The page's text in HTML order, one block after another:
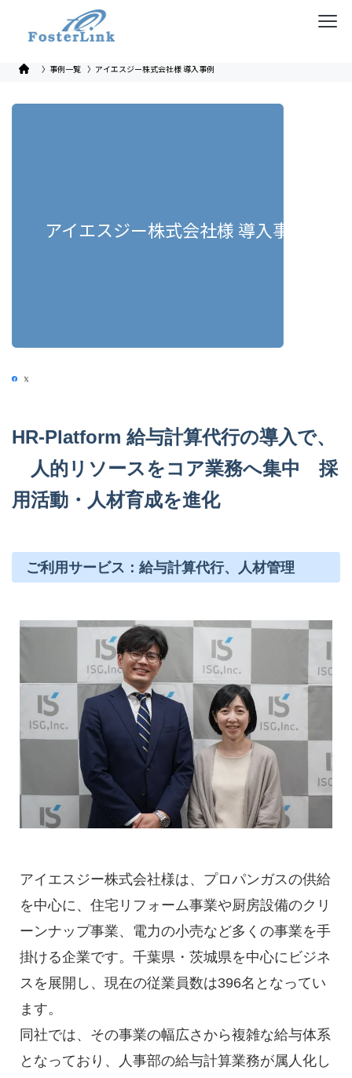
〉事例一覧 〉アイエスジー株式会社様 導入事例
アイエスジー株式会社様 導入事例
HR-Platform 給与計算代行の導入で、
人的リソースをコア業務へ集中 採
用活動・人材育成を進化
ご利用サービス：給与計算代行、人材管理
アイエスジー株式会社様は、プロパンガスの供給
を中心に、住宅リフォーム事業や厨房設備のクリ
ーンナップ事業、電力の小売など多くの事業を手
掛ける企業です。千葉県・茨城県を中心にビジネ
スを展開し、現在の従業員数は396名となってい
ます。
同社では、その事業の幅広さから複雑な給与体系
となっており、人事部の給与計算業務が属人化し